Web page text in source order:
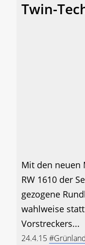
Twin-
Mit den neuen
RW 1610 der
gezogene
wahlweise
Vorstreckers...
24.4.15